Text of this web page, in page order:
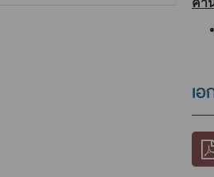
ค่า
เ